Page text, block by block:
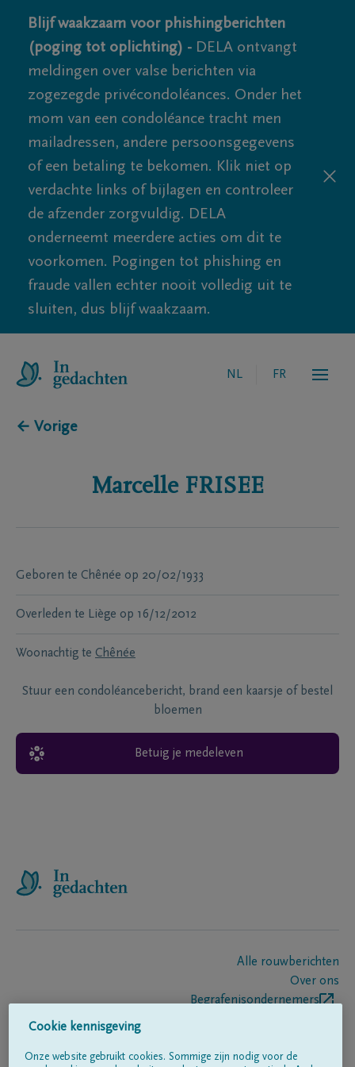
Blijf waakzaam voor phishingberichten
(poging tot oplichting) - DELA ontvangt
meldingen over valse berichten via
zogezegde privécondoléances. Onder het
mom van een condoléance tracht men
mailadressen, andere persoonsgegevens
of een betaling te bekomen. Klik niet op
verdachte links of bijlagen en controleer
de afzender zorgvuldig. DELA
onderneemt meerdere acties om dit te
voorkomen. Pogingen tot phishing en
fraude vallen echter nooit volledig uit te
sluiten, dus blijf waakzaam.
NL FR
← Vorige
Marcelle FRISEE
Geboren te Chênée op 20/02/1933
Overleden te Liège op 16/12/2012
Woonachtig te Chênée
Stuur een condoléancebericht, brand een kaarsje of bestel
bloemen
Betuig je medeleven
Alle rouwberichten
Over ons
Begrafenisondernemers
Cookie kennisgeving
Onze website gebruikt cookies. Sommige zijn nodig voor de